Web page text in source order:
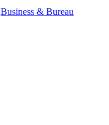
Business & Bureau